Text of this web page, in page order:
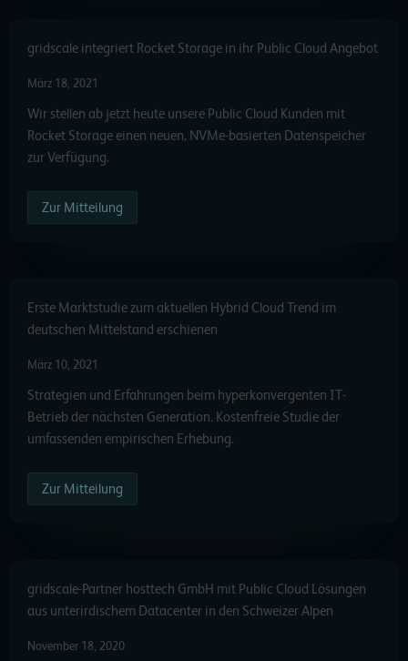
gridscale integriert Rocket Storage in ihr Public Cloud Angebot
März 18, 2021
Wir stellen ab jetzt heute unsere Public Cloud Kunden mit
Rocket Storage einen neuen, NVMe-basierten Datenspeicher
zur Verfügung.
Zur Mitteilung
Erste Marktstudie zum aktuellen Hybrid Cloud Trend im
deutschen Mittelstand erschienen
März 10, 2021
Strategien und Erfahrungen beim hyperkonvergenten IT-
Betrieb der nächsten Generation. Kostenfreie Studie der
umfassenden empirischen Erhebung.
Zur Mitteilung
gridscale-Partner hosttech GmbH mit Public Cloud Lösungen
aus unterirdischem Datacenter in den Schweizer Alpen
November 18, 2020